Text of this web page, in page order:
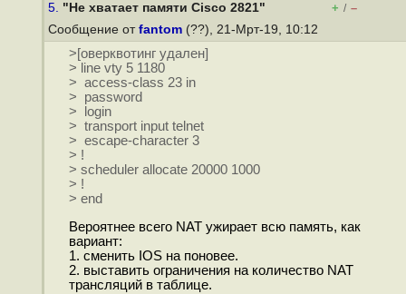
5. "Не хватает памяти Cisco 2821" + / –
Сообщение от fantom (??), 21-Мрт-19, 10:12
>[оверквотинг удален]
> line vty 5 1180
> access-class 23 in
> password
> login
> transport input telnet
> escape-character 3
> !
> scheduler allocate 20000 1000
> !
> end
Вероятнее всего NAT ужирает всю память, как
вариант:
1. сменить IOS на поновее.
2. выставить ограничения на количество NAT
трансляций в таблице.